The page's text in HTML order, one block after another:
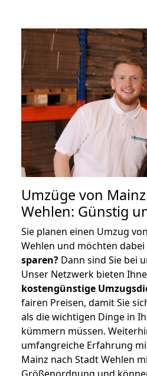
Umzüge von
Wehlen: Günstig
Sie planen einen Umzug
Wehlen und möchten
sparen? Dann sind Sie bei
Unser Netzwerk bieten
kostengünstige
fairen Preisen, damit Sie
als die wichtigen Dinge in
kümmern müssen.
umfangreiche Erfahrung
Mainz nach Stadt Wehlen